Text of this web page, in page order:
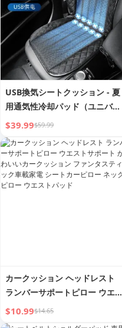
USB換気シートクッション - 夏
用通気性冷却パッド（ユニバー
サルフィット）
$39.99$59.99
カークッション ヘッドレスト
ランバーサポートピロー ウエス
トサポート かわいいカークッシ
ョン ファンタスティック車載家
$10.99$14.65